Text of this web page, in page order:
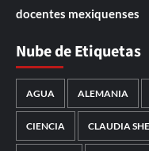
docentes mexiquenses
Nube de Etiquetas
AGUA ALEMANIA
CIENCIA CLAUDIA